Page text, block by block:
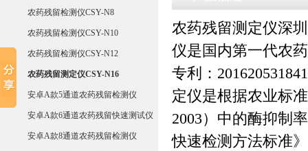
农药残留检测仪CSY-N8
农药残留检测仪CSY-N10
农药残留检测仪CSY-N12
农药残留测定仪CSY-N16
安卓A款5通道农药残留检测仪
安卓A款6通道农药残留快速测试仪
安卓A款8通道农药残留检测仪
农药残留测定仪深
仪是国内第一代农
专利：
定仪是根据农业标
2003）中的酶抑制
快速检测方法标准